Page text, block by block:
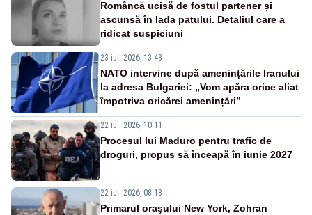
Româncă ucisă de fostul partener și
ascunsă în lada patului. Detaliul care a
ridicat suspiciuni
23 iul. 2026, 13:48
NATO intervine după amenințările Iranului
la adresa Bulgariei: „Vom apăra orice aliat
împotriva oricărei amenințări”
22 iul. 2026, 10:11
Procesul lui Maduro pentru trafic de
droguri, propus să înceapă în iunie 2027
22 iul. 2026, 08:18
Primarul oraşului New York, Zohran